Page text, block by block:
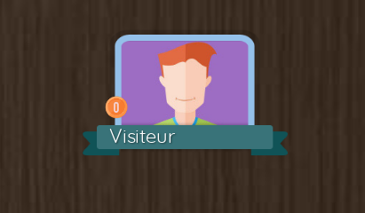
Visiteur